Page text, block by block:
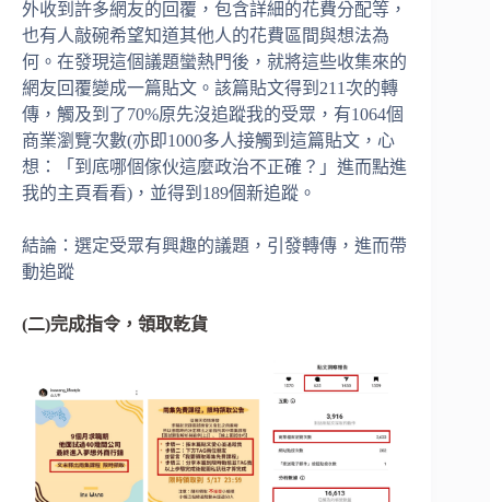
外收到許多網友的回覆，包含詳細的花費分配等，
也有人敲碗希望知道其他人的花費區間與想法為
何。在發現這個議題蠻熱門後，就將這些收集來的
網友回覆變成一篇貼文。該篇貼文得到211次的轉
傳，觸及到了70%原先沒追蹤我的受眾，有1064個
商業瀏覽次數(亦即1000多人接觸到這篇貼文，心
想：「到底哪個傢伙這麼政治不正確？」進而點進
我的主頁看看)，並得到189個新追蹤。
結論：選定受眾有興趣的議題，引發轉傳，進而帶
動追蹤
(二)完成指令，領取乾貨